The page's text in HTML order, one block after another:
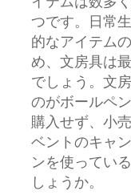
つです。 日常
的なアイテム
め、文房具は
でしょう。文
のがボールペ
購入せず、小
ベントのキャ
ンを使ってい
しょうか。